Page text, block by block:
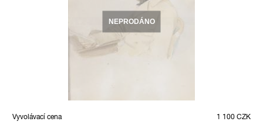
NEPRODÁNO
Vyvolávací cena
1 100 CZK